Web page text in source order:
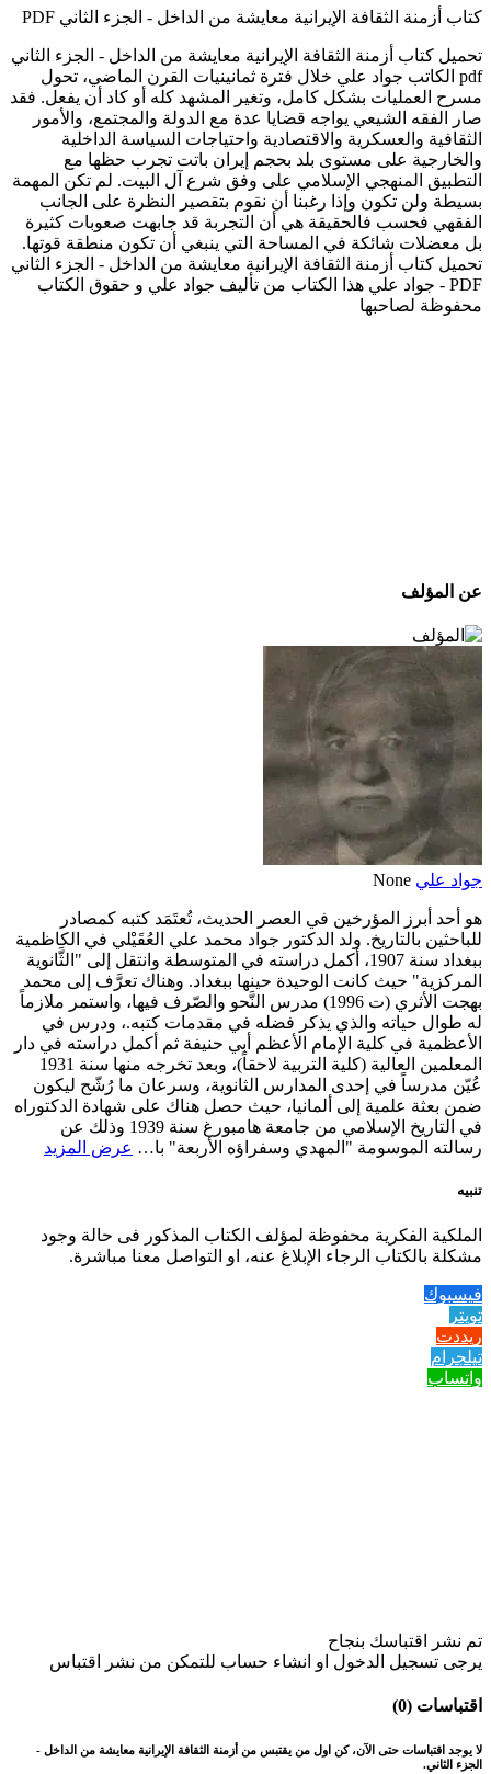
كتاب أزمنة الثقافة الإيرانية معايشة من الداخل - الجزء الثاني PDF
تحميل كتاب أزمنة الثقافة الإيرانية معايشة من الداخل - الجزء الثاني
pdf الكاتب جواد علي خلال فترة ثمانينيات القرن الماضي، تحول
مسرح العمليات بشكل كامل، وتغير المشهد كله أو كاد أن يفعل. فقد
صار الفقه الشيعي يواجه قضايا عدة مع الدولة والمجتمع، والأمور
الثقافية والعسكرية والاقتصادية واحتياجات السياسة الداخلية
والخارجية على مستوى بلد بحجم إيران باتت تجرب حظها مع
التطبيق المنهجي الإسلامي على وفق شرع آل البيت. لم تكن المهمة
بسيطة ولن تكون وإذا رغبنا أن نقوم بتقصير النظرة على الجانب
الفقهي فحسب فالحقيقة هي أن التجربة قد جابهت صعوبات كثيرة
بل معضلات شائكة في المساحة التي ينبغي أن تكون منطقة قوتها.
تحميل كتاب أزمنة الثقافة الإيرانية معايشة من الداخل - الجزء الثاني
PDF - جواد علي هذا الكتاب من تأليف جواد علي و حقوق الكتاب
محفوظة لصاحبها
عن المؤلف
جواد علي None
هو أحد أبرز المؤرخين في العصر الحديث، تُعتَمَد كتبه كمصادر
للباحثين بالتاريخ. ولد الدكتور جواد محمد علي العُقَيْلي في الكاظمية
ببغداد سنة 1907، أكمل دراسته في المتوسطة وانتقل إلى "الثَّانوية
المركزية" حيث كانت الوحيدة حينها ببغداد. وهناك تعرَّف إلى محمد
بهجت الأثري (ت 1996) مدرس النَّحو والصّرف فيها، واستمر ملازماً
له طوال حياته والذي يذكر فضله في مقدمات كتبه.، ودرس في
الأعظمية في كلية الإمام الأعظم أبي حنيفة ثم أكمل دراسته في دار
المعلمين العالية (كلية التربية لاحقاً)، وبعد تخرجه منها سنة 1931
عُيّن مدرساً في إحدى المدارس الثانوية، وسرعان ما رُشّح ليكون
ضمن بعثة علمية إلى ألمانيا، حيث حصل هناك على شهادة الدكتوراه
في التاريخ الإسلامي من جامعة هامبورغ سنة 1939 وذلك عن
رسالته الموسومة "المهدي وسفراؤه الأربعة" با… عرض المزيد
تنبيه
الملكية الفكرية محفوظة لمؤلف الكتاب المذكور فى حالة وجود
مشكلة بالكتاب الرجاء الإبلاغ عنه، او التواصل معنا مباشرة.
فيسبوك
تويتر
ريددت
تيلجرام
واتساب
تم نشر اقتباسك بنجاح
يرجى تسجيل الدخول او انشاء حساب للتمكن من نشر اقتباس
اقتباسات (0)
لا يوجد اقتباسات حتى الآن، كن اول من يقتبس من أزمنة الثقافة الإيرانية معايشة من الداخل -
الجزء الثاني.